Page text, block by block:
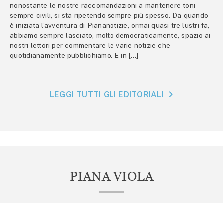
nonostante le nostre raccomandazioni a mantenere toni
sempre civili, si sta ripetendo sempre più spesso. Da quando
è iniziata l’avventura di Piananotizie, ormai quasi tre lustri fa,
abbiamo sempre lasciato, molto democraticamente, spazio ai
nostri lettori per commentare le varie notizie che
quotidianamente pubblichiamo. E in […]
LEGGI TUTTI GLI EDITORIALI
PIANA VIOLA